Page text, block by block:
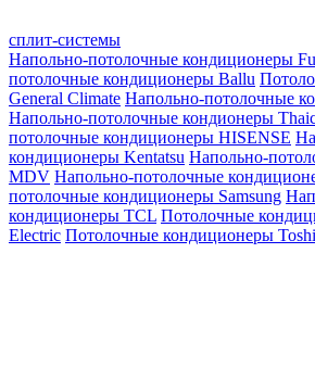
сплит-системы
Напольно-потолочные кондиционеры
потолочные кондиционеры Ballu
General Climate Напольно-потолочные
Напольно-потолочные кондионеры
потолочные кондиционеры HISENSE
кондиционеры Kentatsu Напольно-
MDV Напольно-потолочные
потолочные кондиционеры Samsung
кондиционеры TCL Потолочные
Electric Потолочные кондиционеры